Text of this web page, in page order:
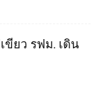
ขียว รฟม. เดิน